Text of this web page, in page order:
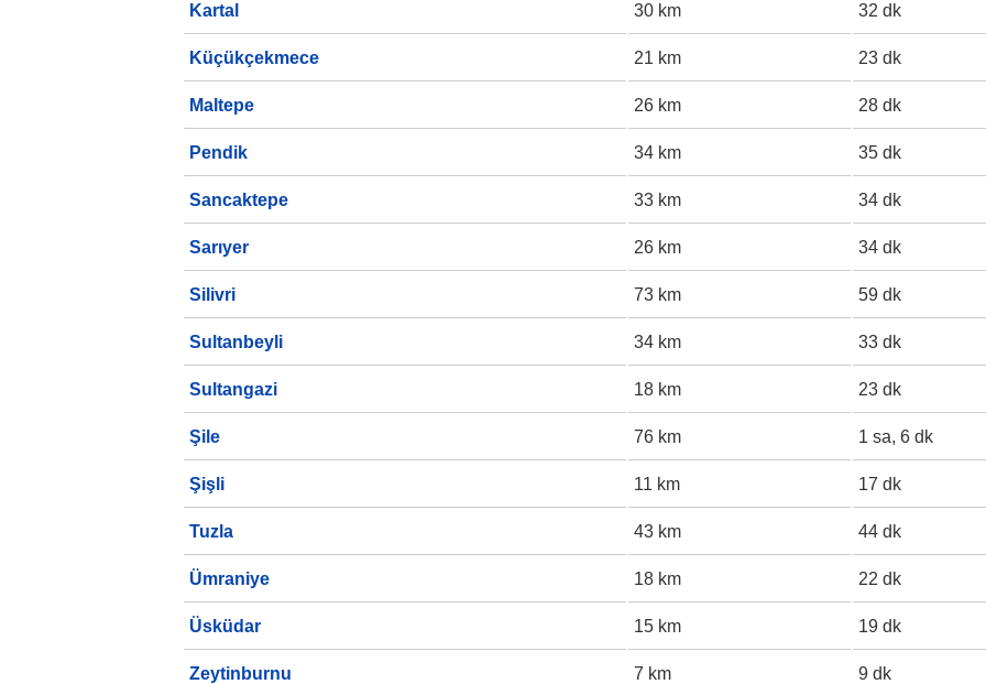
Kartal 30 km 32 dk
Küçükçekmece 21 km 23 dk
Maltepe 26 km 28 dk
Pendik 34 km 35 dk
Sancaktepe 33 km 34 dk
Sarıyer 26 km 34 dk
Silivri 73 km 59 dk
Sultanbeyli 34 km 33 dk
Sultangazi 18 km 23 dk
Şile 76 km 1 sa, 6 dk
Şişli 11 km 17 dk
Tuzla 43 km 44 dk
Ümraniye 18 km 22 dk
Üsküdar 15 km 19 dk
Zeytinburnu 7 km 9 dk